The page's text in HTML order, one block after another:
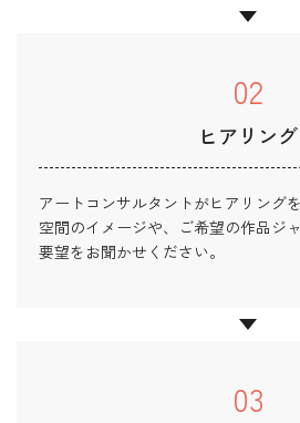
02
ヒアリング
アートコンサルタントがヒアリングを
空間のイメージや、ご希望の作品ジ
要望をお聞かせください。
03